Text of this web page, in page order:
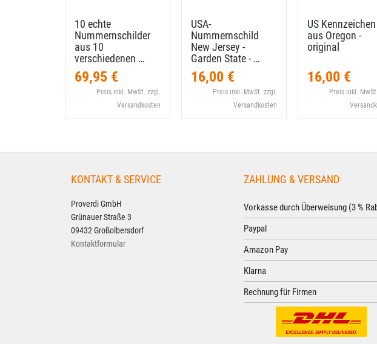
10 echte
Nummernschilder
aus 10
verschiedenen …
69,95 €
Preis inkl. MwSt. zzgl.
Versandkosten
USA-​
Nummernschild
New Jersey -
Garden State - …
16,00 €
Preis inkl. MwSt. zzgl.
Versandkosten
US Kennzeichen
aus Oregon -
original
16,00 €
Preis inkl.
KONTAKT & SERVICE
Proverdi GmbH
Grünauer Straße 3
09432 Großolbersdorf
Kontaktformular
ZAHLUNG & VERSAND
Vorkasse durch Überweisung (3 %
Paypal
Amazon Pay
Klarna
Rechnung für Firmen